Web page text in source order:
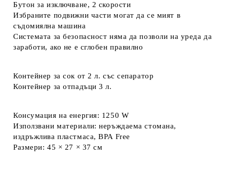
Бутон за изключване, 2 скорости
Избраните подвижни части могат да се мият в
съдомиялна машина
Системата за безопасност няма да позволи на уреда да
заработи, ако не е сглобен правилно
Контейнер за сок от 2 л. със сепаратор
Контейнер за отпадъци 3 л.
Консумация на енергия: 1250 W
Използвани материали: неръждаема стомана,
издръжлива пластмаса, BPA Free
Размери: 45 × 27 × 37 см